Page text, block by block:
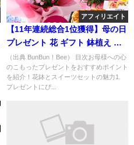
アフィリエイト
【11年連続総合1位獲得】母の日
プレゼント 花 ギフト 鉢植え ア
ジサイ アレンジ アレンジメント
スタンディングブーケ
（出典 BunBun！Bee） 目次お母様への心
のこもったプレゼントをおすすめポイント
を紹介！花鉢とスイーツセットの魅力1.
プレゼントにぴ...